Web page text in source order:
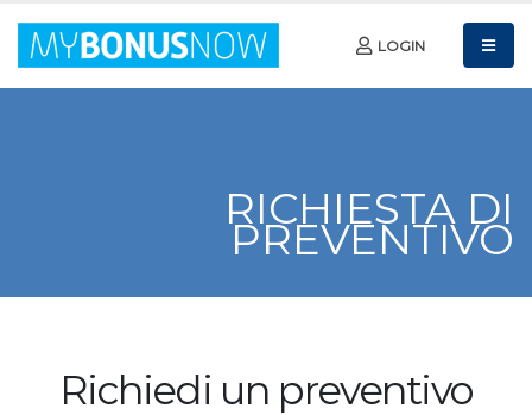
LOGIN
RICHIESTA DI
PREVENTIVO
Richiedi un preventivo